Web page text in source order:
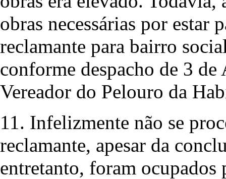
obras necessárias por estar
reclamante para bairro
conforme despacho de 3
Vereador do Pelouro da
11. Infelizmente não se
reclamante, apesar da
entretanto, foram ocupados